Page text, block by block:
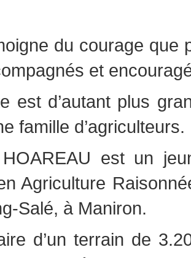
du courage que
et
est d’autant plus
famille d’agriculteurs.
est un
Agriculture
Salé, à Maniron.
d’un terrain de